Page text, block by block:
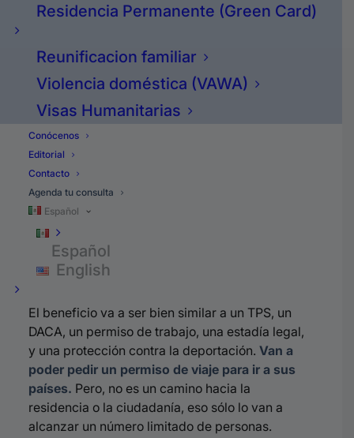
Residencia Permanente (Green Card)
Reunificacion familiar
Violencia doméstica (VAWA)
Visas Humanitarias
Conócenos
Editorial
Contacto
Agenda tu consulta
Español
Español
English
inmigrantes, es beneficiar a las personas que
los EE.UU. Por lo tanto, el primero de enero del
2011 la tomamos como una fecha límite de haber
¿Cuál es el beneficio que
van a recibir los que
califican?
El beneficio va a ser bien similar a un TPS, un
DACA, un permiso de trabajo, una estadía legal,
y una protección contra la deportación. Van a
poder pedir un permiso de viaje para ir a sus
países. Pero, no es un camino hacia la
residencia o la ciudadanía, eso sólo lo van a
alcanzar un número limitado de personas.